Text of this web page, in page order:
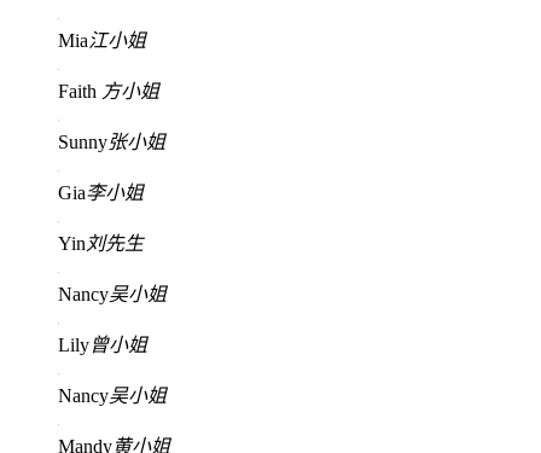
Mia江小姐
Faith 方小姐
Sunny张小姐
Gia李小姐
Yin 刘先生
Nancy吴小姐
Lily曾小姐
Nancy吴小姐
Mandy黄小姐